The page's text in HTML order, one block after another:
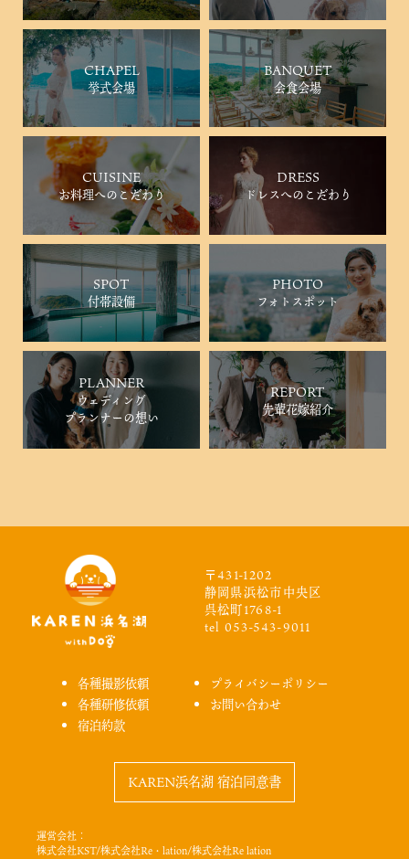
CHAPEL
挙式会場
BANQUET
会食会場
CUISINE
お料理へのこだわり
DRESS
ドレスへのこだわり
SPOT
付帯設備
PHOTO
フォトスポット
PLANNER
ウェディング
プランナーの想い
REPORT
先輩花嫁紹介
〒431-1202
静岡県浜松市中央区
呉松町1768-1
tel 053-543-9011
各種撮影依頼
各種研修依頼
宿泊約款
プライバシーポリシー
お問い合わせ
KAREN浜名湖 宿泊同意書
運営会社：
株式会社KST/株式会社Re・lation/株式会社Re lation